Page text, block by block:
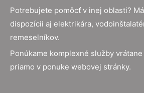
Potrebujete pomôcť v inej oblasti?
dispozícii aj elektrikára,
remeselníkov.
Ponúkame komplexné služby
priamo v ponuke webovej stránky.